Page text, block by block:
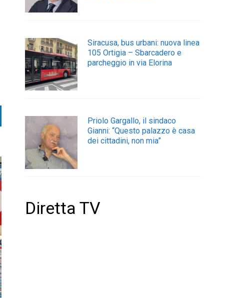
Siracusa, bus urbani: nuova linea
105 Ortigia – Sbarcadero e
parcheggio in via Elorina
Priolo Gargallo, il sindaco
Gianni: “Questo palazzo è casa
dei cittadini, non mia”
Diretta TV